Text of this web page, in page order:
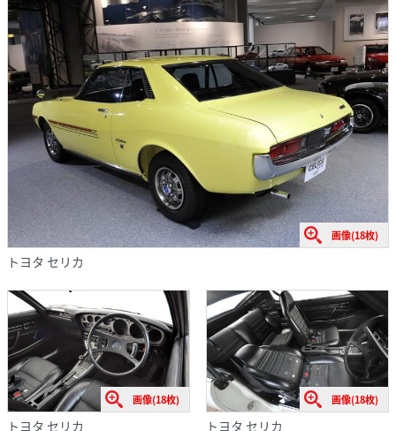
画像(18枚)
トヨタ セリカ
画像(18枚)
トヨタ セリカ
画像(18枚)
トヨタ セリカ